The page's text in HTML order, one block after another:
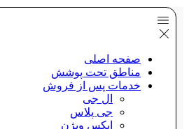
صفحه اصلی
مناطق تحت پوشش
خدمات پس از فروش
ال جی
جی پلاس
ایکس ویژن